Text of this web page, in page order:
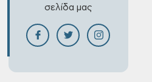
σελίδα μας